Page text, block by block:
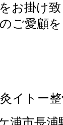
お掛け致
ご愛顧
イトー
浦市長浦